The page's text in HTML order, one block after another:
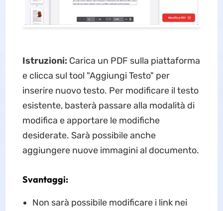
Istruzioni: Carica un PDF sulla piattaforma
e clicca sul tool "Aggiungi Testo" per
inserire nuovo testo. Per modificare il testo
esistente, basterà passare alla modalità di
modifica e apportare le modifiche
desiderate. Sarà possibile anche
aggiungere nuove immagini al documento.
Svantaggi:
Non sarà possibile modificare i link nei